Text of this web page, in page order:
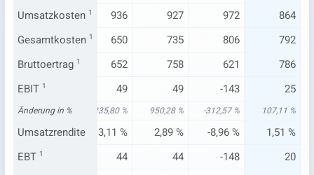
Umsatzkosten 1
863 936 927 972
864
Gesamtkosten 1
616 650 735 806
792
Bruttoertrag 1
587 652 758 621
786
EBIT 1 49 49 -143 25
Änderung in %
155,12 % 235,80 % 950,28 % -312,57 % 107,11 %
Umsatzrendite
0,83 % 3,11 % 2,89 % -8,96 %
1,51 %
EBT 1 44 44 -148
20